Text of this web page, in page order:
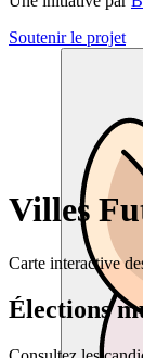
Soutenir le projet
Villes
Carte interactive
Élections